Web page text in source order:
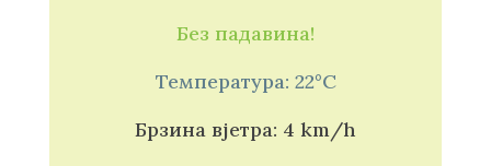
Без падавина!
Температура: 22°C
Брзина вјетра: 4 km/h